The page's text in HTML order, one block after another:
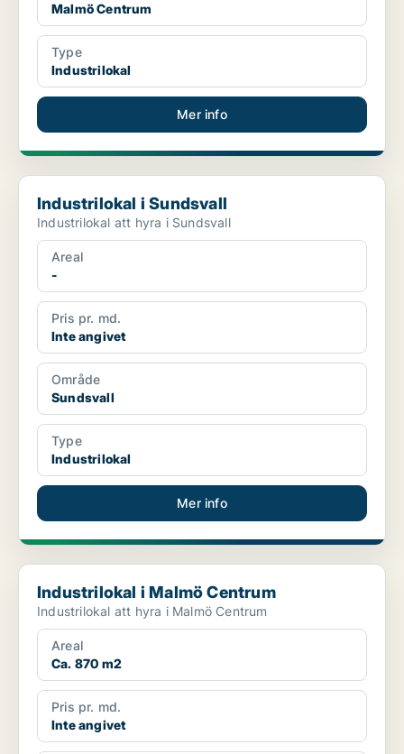
Malmö Centrum
Type
Industrilokal
Mer info
Industrilokal i Sundsvall
Industrilokal i Sundsvall
Industrilokal att hyra i Sundsvall
Areal
-
Pris pr. md.
Inte angivet
Område
Sundsvall
Type
Industrilokal
Mer info
Industrilokal i Malmö Centrum
Industrilokal i Malmö Centrum
Industrilokal att hyra i Malmö Centrum
Areal
Ca. 870 m2
Pris pr. md.
Inte angivet